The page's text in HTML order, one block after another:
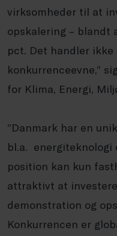
virksomheder til at
opskalering – blandt
pct. Det handler ikke
konkurrenceevne,”
for Klima, Energi,
”Danmark har en
bl.a. energiteknologi
position kan kun
attraktivt at
demonstration og
Konkurrencen er